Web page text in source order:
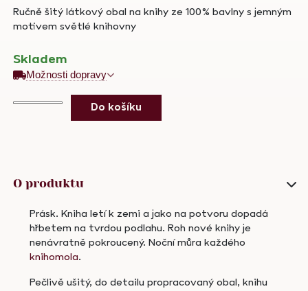
Ručně šitý látkový obal na knihy ze 100% bavlny s jemným
motivem světlé knihovny
Skladem
Možnosti dopravy
Látkový
Knihovna
množství
Do košíku
O produktu
Prásk. Kniha letí k zemi a jako na potvoru dopadá
hřbetem na tvrdou podlahu. Roh nové knihy je
nenávratně pokroucený. Noční můra každého
knihomola.
Pečlivě ušitý, do detailu propracovaný obal, knihu